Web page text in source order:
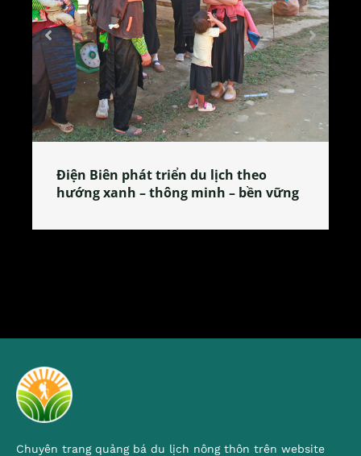
Làng làm bánh tẻ Phú Nhi – nơi lan
tỏa đặc sản xứ Đoài
Chuyên trang quảng bá du lịch nông thôn trên website